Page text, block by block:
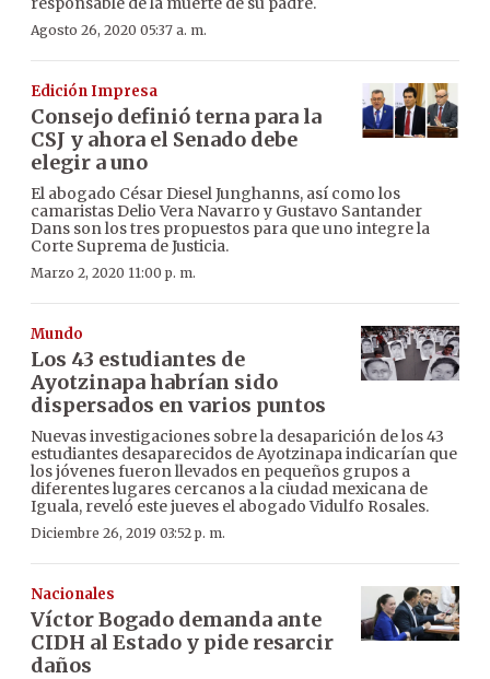
Agosto 26, 2020 05:37 a. m.
Edición Impresa
Consejo definió terna para la
CSJ y ahora el Senado debe
elegir a uno
El abogado César Diesel Junghanns, así como los
camaristas Delio Vera Navarro y Gustavo Santander
Dans son los tres propuestos para que uno integre la
Corte Suprema de Justicia.
Marzo 2, 2020 11:00 p. m.
Mundo
Los 43 estudiantes de
Ayotzinapa habrían sido
dispersados en varios puntos
Nuevas investigaciones sobre la desaparición de los 43
estudiantes desaparecidos de Ayotzinapa indicarían que
los jóvenes fueron llevados en pequeños grupos a
diferentes lugares cercanos a la ciudad mexicana de
Iguala, reveló este jueves el abogado Vidulfo Rosales.
Diciembre 26, 2019 03:52 p. m.
Nacionales
Víctor Bogado demanda ante
CIDH al Estado y pide resarcir
daños